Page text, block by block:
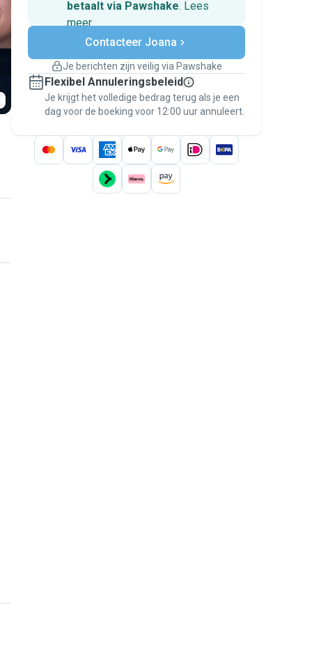
betaalt via Pawshake. Lees
meer
Veilig betalen
Hulp als plannen veranderen
Regel alles via Pawshake — van eerste
bericht tot betaling — en geniet van de
Pawshake Garantie.
Contacteer Joana
Je berichten zijn veilig via Pawshake
Flexibel Annuleringsbeleid
Je krijgt het volledige bedrag terug als je een
dag voor de boeking voor 12:00 uur annuleert.